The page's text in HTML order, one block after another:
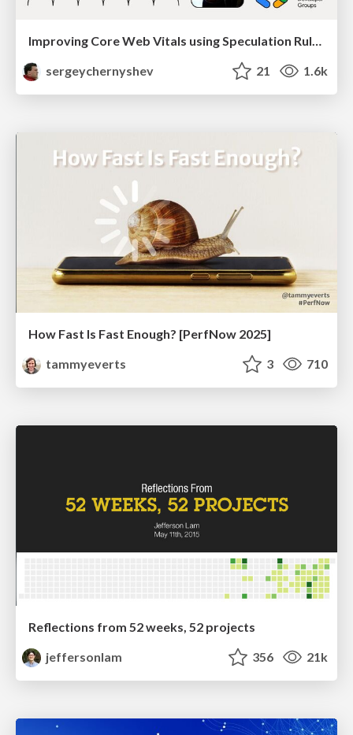
sergeychernyshev
21 1.6k
How Fast Is Fast Enough? [PerfNow 2025]
tammyeverts
3 710
Reflections from 52 weeks, 52 projects
jeffersonlam
356 21k